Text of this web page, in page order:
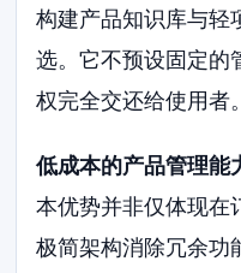
构建产品知识库与轻
选。它不预设固定的
权完全交还给使用者。
低成本的产品管理能
本优势并非仅体现在
极简架构消除冗余功